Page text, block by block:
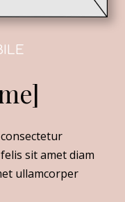
sit amet diam
ullamcorper